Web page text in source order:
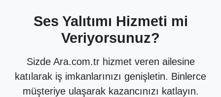
Ses Yalıtımı Hizmeti mi
Veriyorsunuz?
Sizde Ara.com.tr hizmet veren ailesine
katılarak iş imkanlarınızı genişletin. Binlerce
müşteriye ulaşarak kazancınızı katlayın.